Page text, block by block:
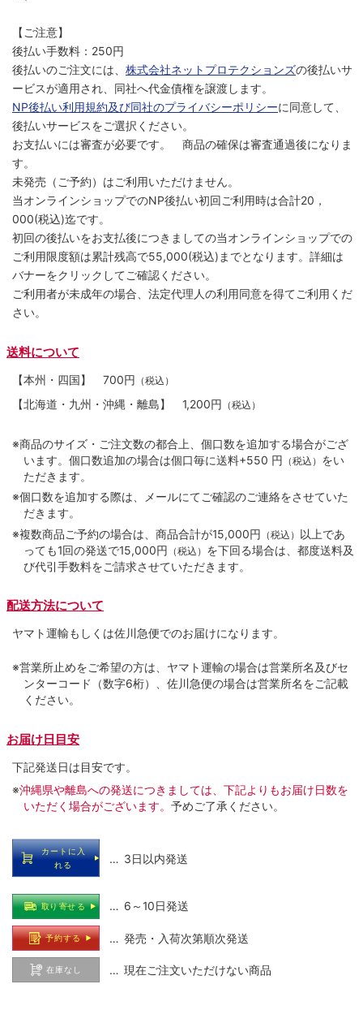
【ご注意】
後払い手数料：250円
後払いのご注文には、 株式会社ネットプロテクションズの後払いサ
ービスが適用され、同社へ代金債権を譲渡します。
NP後払い利用規約及び同社のプライバシーポリシーに同意して、
後払いサービスをご選択ください。
お支払いには審査が必要です。 商品の確保は審査通過後になりま
す。
未発売（ご予約）はご利用いただけません。
当オンラインショップでのNP後払い初回ご利用時は合計20，
000(税込)迄です。
初回の後払いをお支払後につきましての当オンラインショップでの
ご利用限度額は累計残高で55,000(税込)までとなります。詳細は
バナーをクリックしてご確認ください。
ご利用者が未成年の場合、法定代理人の利用同意を得てご利用くだ
さい。
送料について
【本州・四国】 700円 （税込）
【北海道・九州・沖縄・離島】 1,200円 （税込）
※商品のサイズ・ご注文数の都合上、個口数を追加する場合がござ
います。個口数追加の場合は個口毎に送料+550 円 （税込） をい
ただきます。
※個口数を追加する際は、メールにてご確認のご連絡をさせていた
だきます。
※複数商品ご予約の場合は、商品合計が15,000円 （税込） 以上であ
っても1回の発送で15,000円 （税込） を下回る場合は、都度送料及
び代引手数料をご請求させていただきます。
配送方法について
ヤマト運輸もしくは佐川急便でのお届けになります。
※営業所止めをご希望の方は、ヤマト運輸の場合は営業所名及びセ
ンターコード（数字6桁）、佐川急便の場合は営業所名をご記載
ください。
お届け日目安
下記発送日は目安です。
※沖縄県や離島への発送につきましては、下記よりもお届け日数を
いただく場合がございます。 予めご了承ください。
カートに入
れる
… 3日以内発送
取り寄せる … 6～10日発送
予約する … 発売・入荷次第順次発送
在庫なし … 現在ご注文いただけない商品